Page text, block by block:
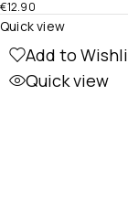
€12.90
Add to
Quick view
Quick view